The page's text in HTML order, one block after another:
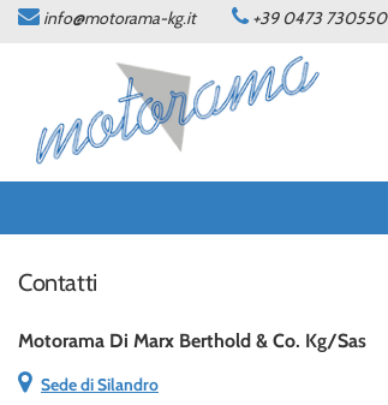
DEUTSCH
info@motorama-kg.it +39 0473 730550
Contatti
Motorama Di Marx Berthold & Co. Kg/Sas
Sede di Silandro